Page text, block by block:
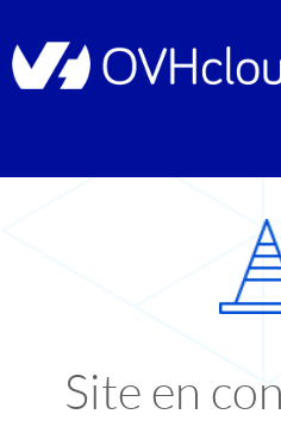
Site en